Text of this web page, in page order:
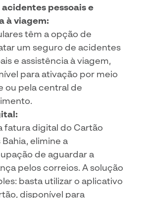
pessoais e
à viagem:
têm a opção de
um seguro de acidentes
e assistência à viagem,
para ativação por meio
ou pela central de
fatura digital do Cartão
Bahia, elimine a
de aguardar a
pelos correios. A solução
basta utilizar o aplicativo
disponível para